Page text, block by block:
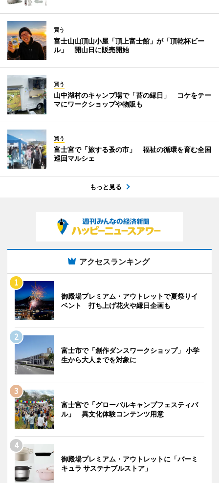
買う
富士山山頂山小屋「頂上富士館」が「頂乾杯ビー
ル」 開山日に販売開始
買う
山中湖村のキャンプ場で「苔の縁日」 コケをテー
マにワークショップや物販も
買う
富士宮で「旅する蚤の市」 福祉の循環を育む全国
巡回マルシェ
もっと見る
アクセスランキング
御殿場プレミアム・アウトレットで夏祭りイ
ベント 打ち上げ花火や縁日企画も
富士市で「創作ダンスワークショップ」 小学
生から大人までを対象に
富士宮で「グローバルキャンプフェスティバ
ル」 異文化体験コンテンツ用意
御殿場プレミアム・アウトレットに「バーミ
キュラ サステナブルストア」